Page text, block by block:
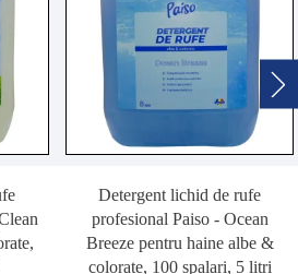
Detergent lichid de rufe
profesional Paiso - Ocean
Breeze pentru haine albe &
colorate, 100 spalari, 5 litri